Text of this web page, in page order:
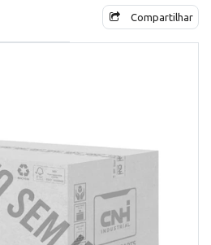
Compartilhar